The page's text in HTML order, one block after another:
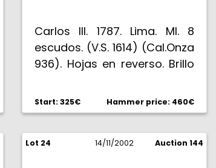
Carlos III. 1787. Lima. MI. 8
escudos. (V.S. 1614) (Cal.Onza
936). Hojas en reverso. Brillo
Start: 325€ Hammer price: 460€
Lot 24 14/11/2002 Auction 144